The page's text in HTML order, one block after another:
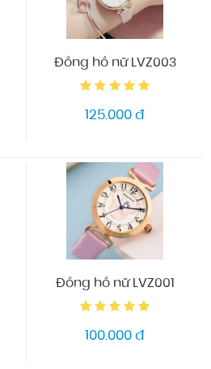
Đồng hồ nữ LVZ003
125.000 đ
Đồng hồ nữ LVZ001
100.000 đ